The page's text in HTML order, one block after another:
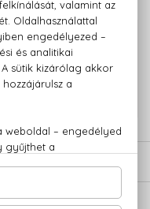
garanciával
+36 20